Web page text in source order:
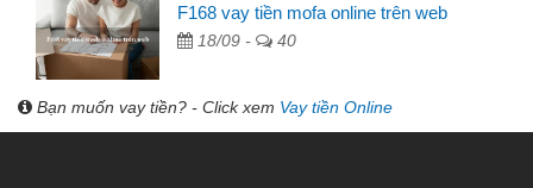
F168 vay tiền mofa online trên web
18/09 - 40
Bạn muốn vay tiền? - Click xem Vay tiền Online